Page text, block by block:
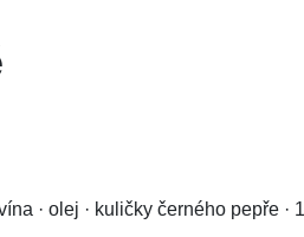
· olej · kuličky černého pepře ·